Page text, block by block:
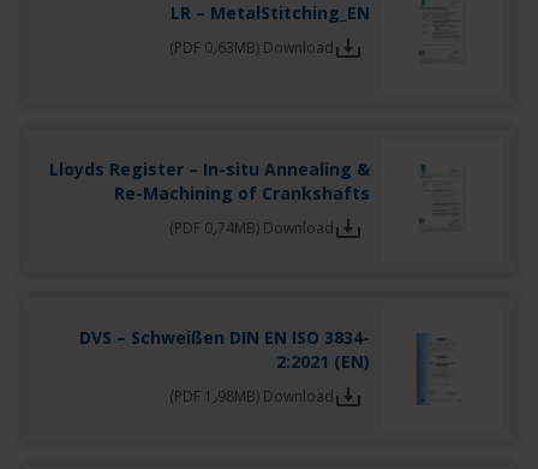
LR – MetalStitching_EN
Download (PDF 0٫63MB)
Lloyds Register – In-situ Annealing &
Re-Machining of Crankshafts
Download (PDF 0٫74MB)
DVS – Schweißen DIN EN ISO 3834-
2:2021 (EN)
Download (PDF 1٫98MB)